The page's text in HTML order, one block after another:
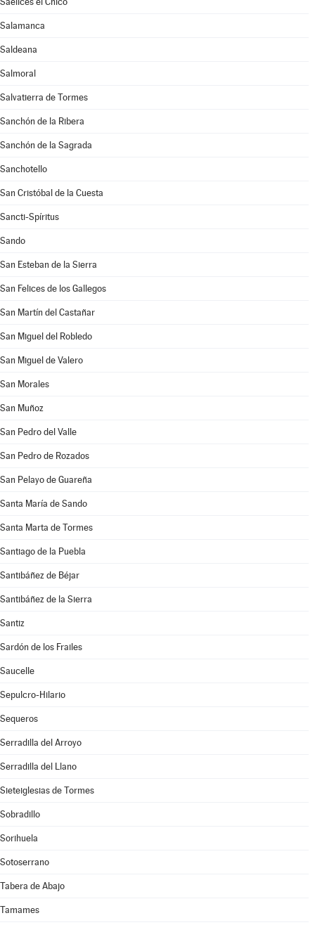
Salamanca
Saldeana
Salmoral
Salvatierra de Tormes
Sanchón de la Ribera
Sanchón de la Sagrada
Sanchotello
San Cristóbal de la Cuesta
Sancti-Spíritus
Sando
San Esteban de la Sierra
San Felices de los Gallegos
San Martín del Castañar
San Miguel del Robledo
San Miguel de Valero
San Morales
San Muñoz
San Pedro del Valle
San Pedro de Rozados
San Pelayo de Guareña
Santa María de Sando
Santa Marta de Tormes
Santiago de la Puebla
Santibáñez de Béjar
Santibáñez de la Sierra
Santiz
Sardón de los Frailes
Saucelle
Sepulcro-Hilario
Sequeros
Serradilla del Arroyo
Serradilla del Llano
Sieteiglesias de Tormes
Sobradillo
Sorihuela
Sotoserrano
Tabera de Abajo
Tamames